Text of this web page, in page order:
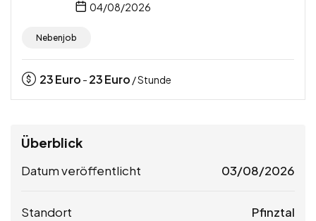
04/08/2026
Nebenjob
23Euro - 23Euro / Stunde
Überblick
Datum veröffentlicht 03/08/2026
Standort Pfinztal